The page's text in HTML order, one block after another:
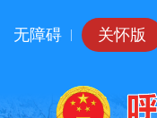
无障碍 关怀版